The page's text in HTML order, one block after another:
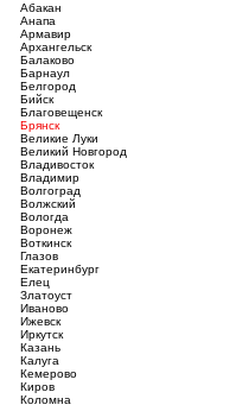
Абакан
Анапа
Армавир
Архангельск
Балаково
Барнаул
Белгород
Бийск
Благовещенск
Брянск
Великие Луки
Великий Новгород
Владивосток
Владимир
Волгоград
Волжский
Вологда
Воронеж
Воткинск
Глазов
Екатеринбург
Елец
Златоуст
Иваново
Ижевск
Иркутск
Казань
Калуга
Кемерово
Киров
Коломна